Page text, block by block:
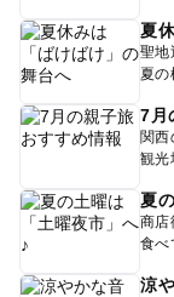
夏
聖地
夏の
7月
関西
観光
夏
商店
食べ
涼